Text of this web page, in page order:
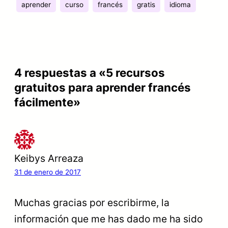
aprender curso francés gratis idioma
4 respuestas a «5 recursos
gratuitos para aprender francés
fácilmente»
Keibys Arreaza
31 de enero de 2017
Muchas gracias por escribirme, la
información que me has dado me ha sido